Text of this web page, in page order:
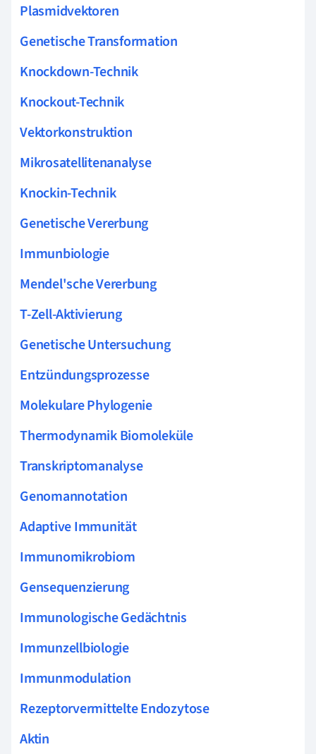
Plasmidvektoren
Genetische Transformation
Knockdown-Technik
Knockout-Technik
Vektorkonstruktion
Mikrosatellitenanalyse
Knockin-Technik
Genetische Vererbung
Immunbiologie
Mendel'sche Vererbung
T-Zell-Aktivierung
Genetische Untersuchung
Entzündungsprozesse
Molekulare Phylogenie
Thermodynamik Biomoleküle
Transkriptomanalyse
Genomannotation
Adaptive Immunität
Immunomikrobiom
Gensequenzierung
Immunologische Gedächtnis
Immunzellbiologie
Immunmodulation
Rezeptorvermittelte Endozytose
Aktin